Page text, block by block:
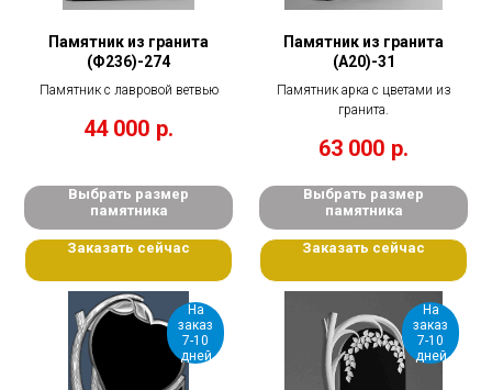
Памятник из гранита
(Ф236)-274
Памятник с лавровой ветвью
44 000 р.
Выбрать размер
памятника
Заказать сейчас
Памятник из гранита
(А20)-31
Памятник арка с цветами из
гранита.
63 000 р.
Выбрать размер
памятника
Заказать сейчас
На
заказ
7-10
дней
На
заказ
7-10
дней